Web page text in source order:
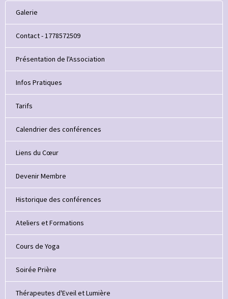
Galerie
Contact - 1778572509
Présentation de l'Association
Infos Pratiques
Tarifs
Calendrier des conférences
Liens du Cœur
Devenir Membre
Historique des conférences
Ateliers et Formations
Cours de Yoga
Soirée Prière
Thérapeutes d'Eveil et Lumière